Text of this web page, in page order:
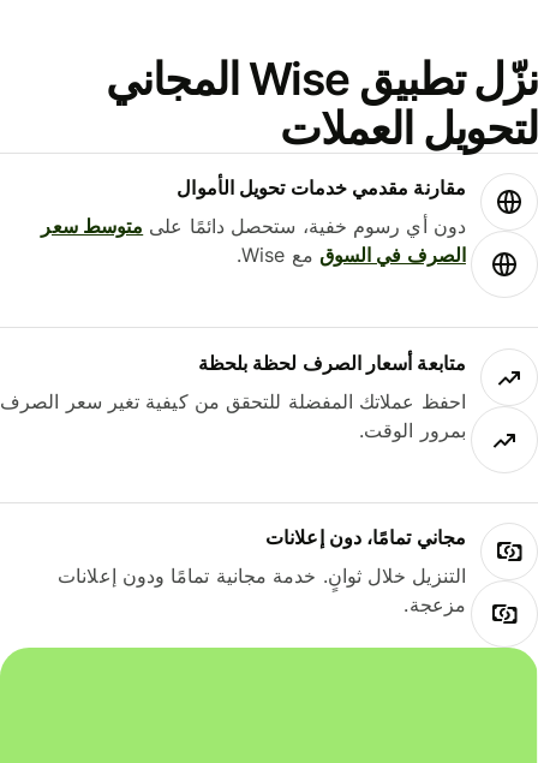
نزّل تطبيق Wise المجاني
العملات
مقارنة مقدمي خدمات تحويل الأموال
دون أي رسوم خفية، ستحصل دائمًا علىمتوسط ​​سعر
الصرف في السوقمع Wise.
متابعة أسعار الصرف لحظة بلحظة
احفظ عملاتك المفضلة للتحقق من كيفية تغير سعر الصرف
بمرور الوقت.
مجاني تمامًا، دون إعلانات
التنزيل خلال ثوانٍ. خدمة مجانية تمامًا ودون إعلانات
مزعجة.